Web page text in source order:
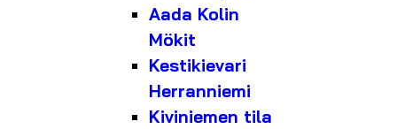
Aada Kolin
Mökit
Kestikievari
Herranniemi
Kiviniemen tila